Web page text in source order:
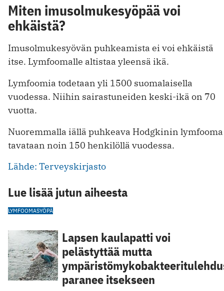
Miten imusolmukesyöpää voi
ehkäistä?
Imusolmukesyövän puhkeamista ei voi ehkäistä
itse. Lymfoomalle altistaa yleensä ikä.
Lymfoomia todetaan yli 1500 suomalaisella
vuodessa. Niihin sairastuneiden keski-ikä on 70
vuotta.
Nuoremmalla iällä puhkeava Hodgkinin lymfooma
tavataan noin 150 henkilöllä vuodessa.
Lähde: Terveyskirjasto
Lue lisää jutun aiheesta
LYMFOOMASYÖPÄ
Lapsen kaulapatti voi
pelästyttää mutta
paranee itsekseen